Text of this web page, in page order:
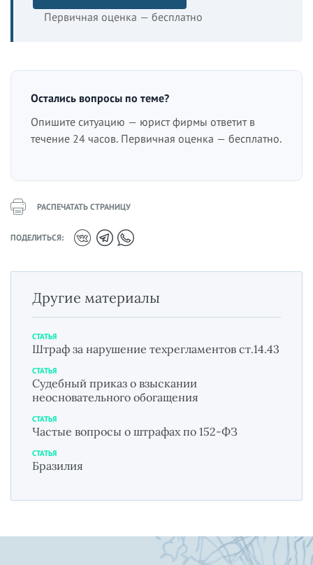
Первичная оценка — бесплатно
Остались вопросы по теме?
Опишите ситуацию — юрист фирмы ответит в
течение 24 часов. Первичная оценка — бесплатно.
РАСПЕЧАТАТЬ СТРАНИЦУ
ПОДЕЛИТЬСЯ:
Другие материалы
СТАТЬЯ
Штраф за нарушение техрегламентов ст.14.43
СТАТЬЯ
Судебный приказ о взыскании
неосновательного обогащения
СТАТЬЯ
Частые вопросы о штрафах по 152-ФЗ
СТАТЬЯ
Бразилия